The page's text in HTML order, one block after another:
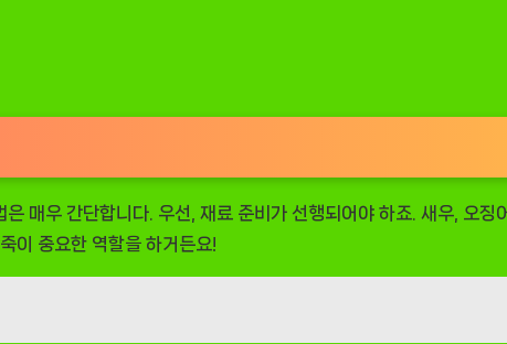
매우 간단합니다. 우선, 재료 준비가 선행되어야 하죠. 새우, 오
이 중요한 역할을 하거든요!